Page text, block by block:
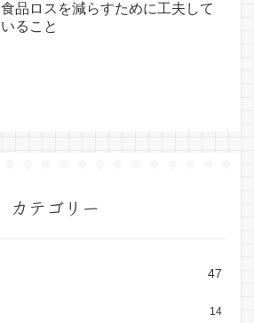
食品ロスを減らすために工夫して
いること
カテゴリー
47
14